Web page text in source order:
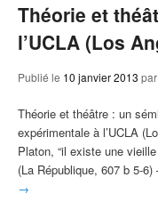
Théorie et
l’UCLA (Los
Publié le 10 janvier 2013 par
Théorie et théâtre : un
expérimentale à l’UCLA
Platon, “il existe une
(La République, 607 b 5-
→